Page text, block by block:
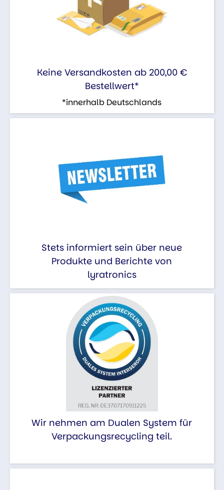
Keine Versandkosten ab 200,00 €
Bestellwert*
*innerhalb Deutschlands
Stets informiert sein über neue
Produkte und Berichte von
lyratronics
Wir nehmen am Dualen System für
Verpackungsrecycling teil.